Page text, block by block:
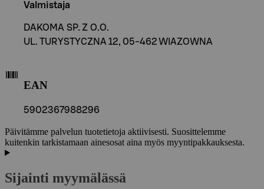
Valmistaja
DAKOMA SP. Z O.O.
UL. TURYSTYCZNA 12, 05-462 WIAZOWNA
EAN
5902367988296
Päivitämme palvelun tuotetietoja aktiivisesti. Suosittelemme
kuitenkin tarkistamaan ainesosat aina myös myyntipakkauksesta.
Sijainti myymälässä